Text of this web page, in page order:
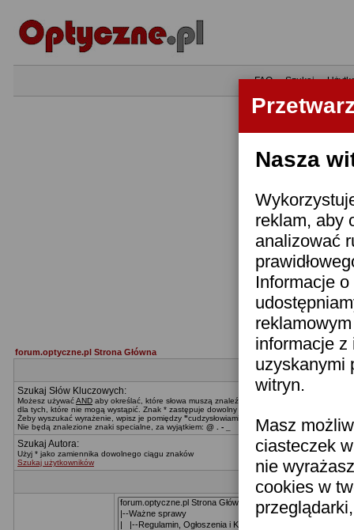
Nasza
reklam, aby
analizować
Informacje
informacje z
uzyskanymi
witryn.
Masz
ciasteczek
nie
cookies w
•FAQ•Szukaj•
forum.optyczne.pl Strona Główna
Szukaj Słów Kluczowych:
Możesz używaćAND aby określać, które słowa muszą znaleźć się w wynikach,
dla tych, które nie mogą wystąpić. Znak * zastępuje dowolny ciąg znaków.
Żeby wyszukać wyrażenie, wpisz je pomiędzy "cudzysłowiami
Nie będą znalezione znaki specialne, za wyjątkiem: @ . - _
Szukaj Autora:
Użyj * jako zamiennika dowolnego ciągu znaków
Szukaj użytkowników